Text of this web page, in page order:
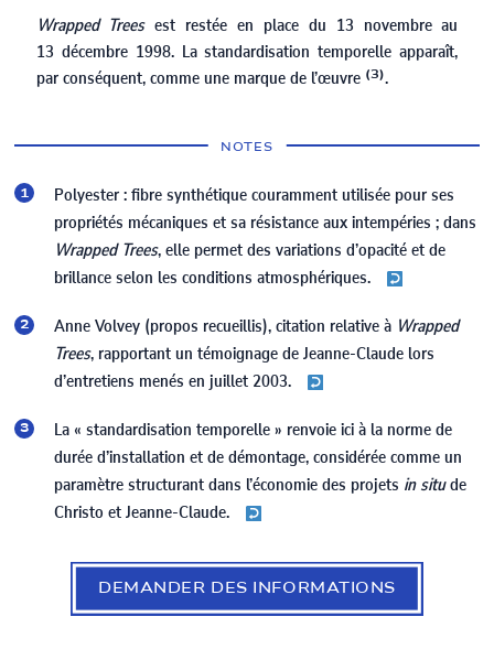
Wrapped Treesest restée en place du 13 novembre au
13 décembre 1998. La standardisation temporelle apparaît,
par conséquent, comme une marque de l’œuvre (3).
NOTES
Polyester : fibre synthétique couramment utilisée pour ses
propriétés mécaniques et sa résistance aux intempéries ; dans
Wrapped Trees, elle permet des variations d’opacité et de
brillance selon les conditions atmosphériques.
Anne Volvey (propos recueillis), citation relative à Wrapped
Trees, rapportant un témoignage de Jeanne-Claude lors
d’entretiens menés en juillet2003.
La « standardisation temporelle » renvoie ici à la norme de
durée d’installation et de démontage, considérée comme un
paramètre structurant dans l’économie des projets in situde
Christo et Jeanne-Claude.
DEMANDER DES INFORMATIONS